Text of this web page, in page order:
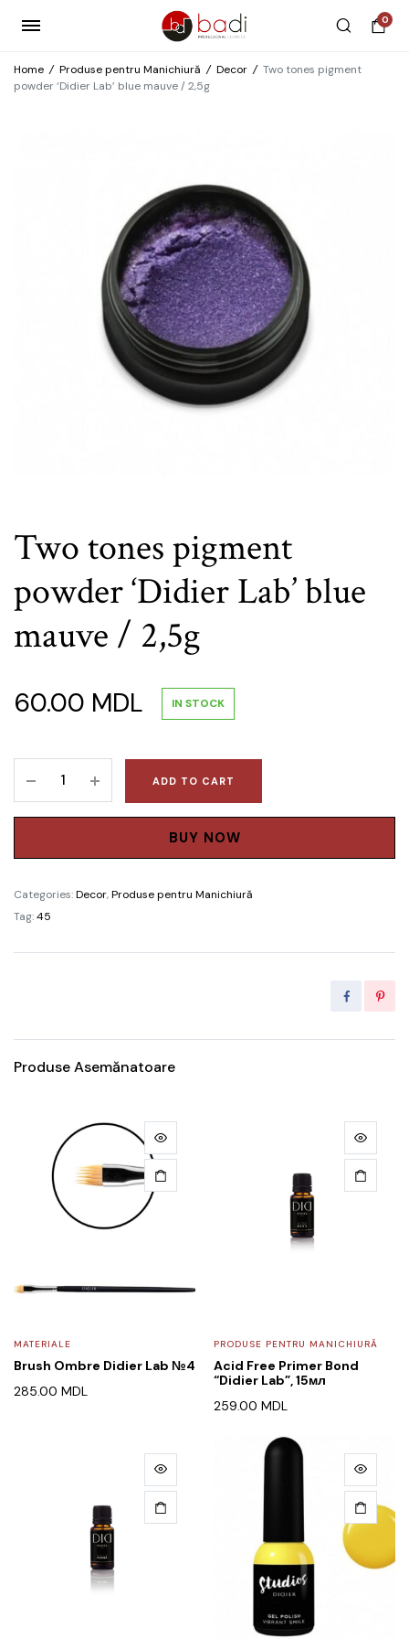
0
Home / Produse pentru Manichiură / Decor / Two tones pigment
powder ‘Didier Lab’ blue mauve / 2,5g
Two tones pigment
powder ‘Didier Lab’ blue
mauve / 2,5g
60.00 MDL IN STOCK
tones
pigment
'Didier
blue
mauve
ADD TO CART
BUY NOW
Categories:Decor,Produse pentru Manichiură
Tag:45
Produse Asemănatoare
MATERIALE
Brush Ombre Didier Lab №4
285.00 MDL
PRODUSE PENTRU MANICHIURĂ
Acid Free Primer Bond
“Didier Lab”, 15мл
259.00 MDL